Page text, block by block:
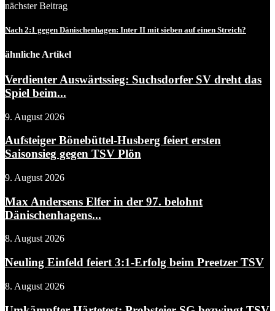
nächster Beitrag
Nach 2:1 gegen Dänischenhagen: Inter II mit sieben auf einen Streich?
ähnliche Artikel
Verdienter Auswärtssieg: Suchsdorfer SV dreht das
Spiel beim...
9. August 2026
Aufsteiger Bönebüttel-Husberg feiert ersten
Saisonsieg gegen TSV Plön
9. August 2026
Max Andersens Elfer in der 97. belohnt
Dänischenhagens...
8. August 2026
Neuling Einfeld feiert 3:1-Erfolg beim Preetzer TSV
8. August 2026